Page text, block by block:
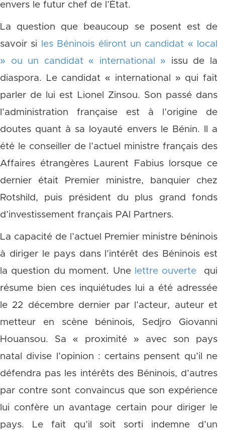
envers le futur chef de l’État.
La question que beaucoup se posent est de
savoir si
les Béninois éliront un candidat « local
» ou un candidat « international » issu de la
diaspora. Le candidat « international » qui fait
parler de lui est Lionel Zinsou. Son passé dans
l’administration française est à l’origine de
doutes quant à sa loyauté envers le Bénin. Il a
été le conseiller de l’actuel ministre français des
Affaires étrangères Laurent Fabius lorsque ce
dernier était Premier ministre, banquier chez
Rotshild, puis président du plus grand fonds
d’investissement français PAI Partners.
La capacité de l’actuel Premier ministre béninois
à diriger le pays dans l’intérêt des Béninois est
la question du moment. Une
lettre ouverte qui
résume bien ces inquiétudes lui a été adressée
le 22 décembre dernier par l’acteur, auteur et
metteur en scène béninois, Sedjro Giovanni
Houansou. Sa « proximité » avec son pays
natal divise l’opinion : certains pensent qu’il ne
défendra pas les intérêts des Béninois, d’autres
par contre sont convaincus que son expérience
lui confère un avantage certain pour diriger le
pays. Le fait qu’il soit sorti indemne d’un